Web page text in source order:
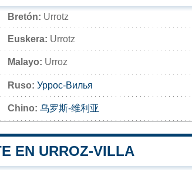
Bretón: Urrotz
Euskera: Urrotz
Malayo: Urroz
Ruso: Уррос-Вилья
Chino: 乌罗斯-维利亚
EN URROZ-VILLA